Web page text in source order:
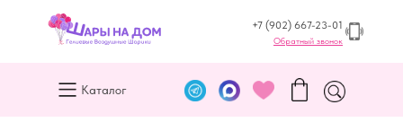
+7 (902) 667-23-01
Обратный звонок
Каталог